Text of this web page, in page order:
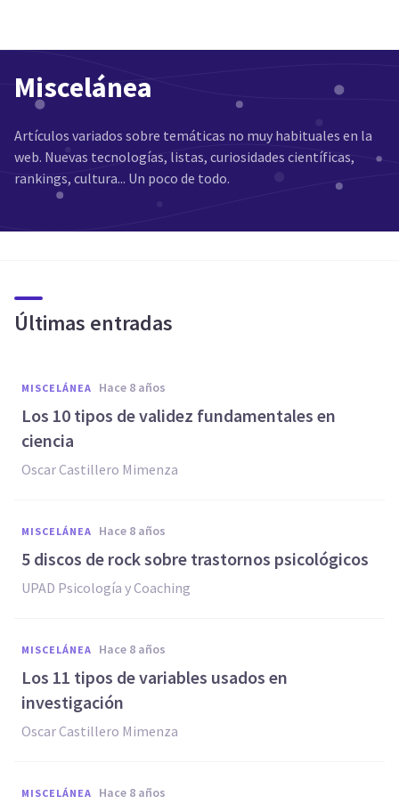
Miscelánea
Artículos variados sobre temáticas no muy habituales en la
web. Nuevas tecnologías, listas, curiosidades científicas,
rankings, cultura... Un poco de todo.
Últimas entradas
MISCELÁNEA hace 8 años
Los 10 tipos de validez fundamentales en
ciencia
Oscar Castillero Mimenza
MISCELÁNEA hace 8 años
5 discos de rock sobre trastornos psicológicos
UPAD Psicología y Coaching
MISCELÁNEA hace 8 años
Los 11 tipos de variables usados en
investigación
Oscar Castillero Mimenza
MISCELÁNEA hace 8 años